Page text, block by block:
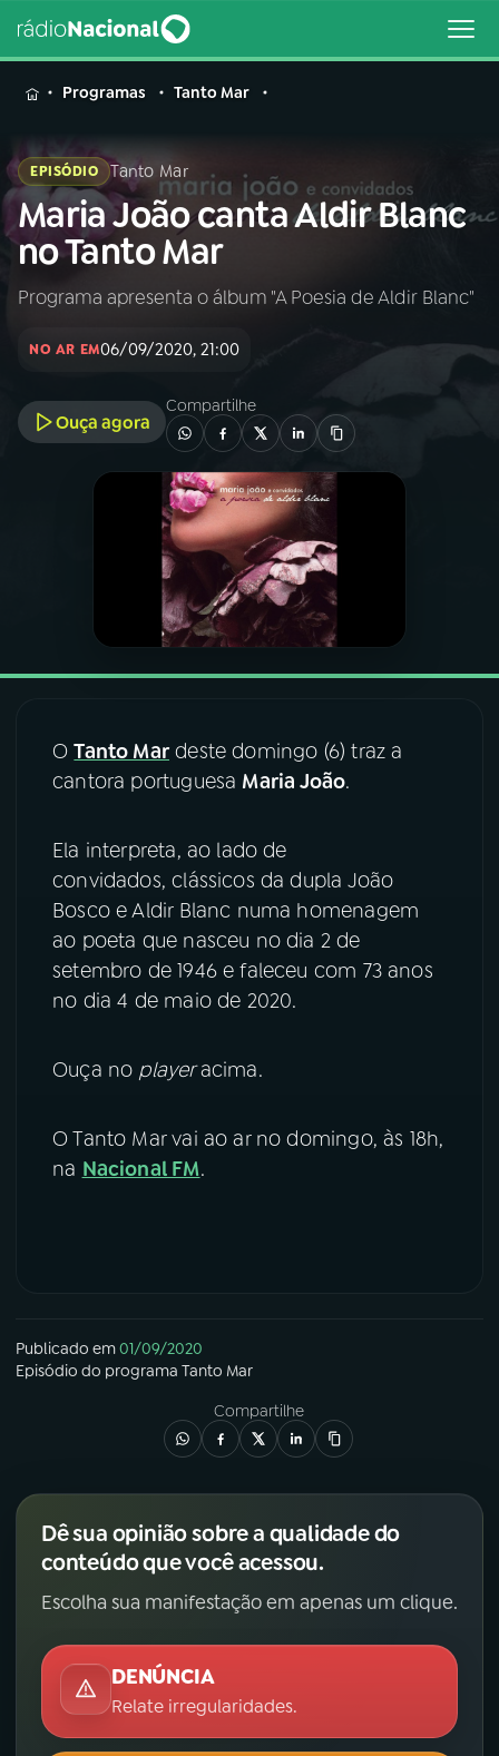
MENU
Buscar
na
Rádio
Nacional
Buscar
01INÍCIO
A RÁDIO
PROGRAMAÇÃO
PROGRAMAS
VIDEOCASTS
07 ÚLTIMAS
08 FESTIVAL DE MÚSICA
ACOMPANHE A RÁDIO NACIONAL
TikTok
Programas Tanto Mar
EPISÓDIO Tanto Mar
Maria João canta Aldir Blanc
no Tanto Mar
Programa apresenta o álbum "A Poesia de Aldir Blanc"
NO AR EM06/09/2020, 21:00
Ouça agora
Compartilhe
OTanto Mardeste domingo (6) traz a
cantora portuguesa Maria João.
Ela interpreta, ao lado de
convidados, clássicos da dupla João
Bosco e Aldir Blanc numa homenagem
ao poeta que nasceu no dia 2 de
setembro de 1946 e faleceu com 73 anos
no dia 4 de maio de 2020.
Ouça no playeracima.
O Tanto Mar vai ao ar no domingo, às 18h,
na Nacional FM.
Publicado em01/09/2020
Episódio do programa Tanto Mar
Compartilhe
Dê sua opinião sobre a qualidade do
conteúdo que você acessou.
Escolha sua manifestação em apenas um clique.
DENÚNCIA
Relate irregularidades.